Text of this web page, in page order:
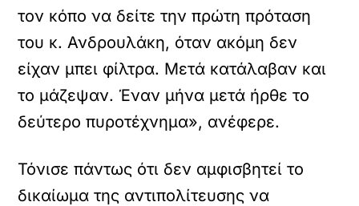
τον κόπο να δείτε την πρώτη πρόταση
του κ. Ανδρουλάκη, όταν ακόμη δεν
είχαν μπει φίλτρα. Μετά κατάλαβαν και
το μάζεψαν. Έναν μήνα μετά ήρθε το
δεύτερο πυροτέχνημα», ανέφερε.
Τόνισε πάντως ότι δεν αμφισβητεί το
δικαίωμα της αντιπολίτευσης να